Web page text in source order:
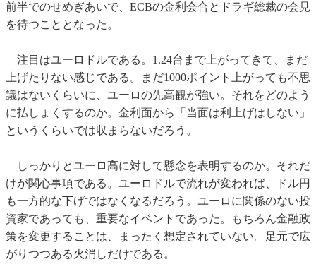
前半でのせめぎあいで、ECBの金利会合とドラギ総裁の会見
を待つこととなった。
注目はユーロドルである。1.24台まで上がってきて、まだ
上げたりない感じである。まだ1000ポイント上がっても不思
議はないくらいに、ユーロの先高観が強い。それをどのよう
に払しょくするのか。金利面から「当面は利上げはしない」
というくらいでは収まらないだろう。
しっかりとユーロ高に対して懸念を表明するのか。それだ
けが関心事項である。ユーロドルで流れが変われば、ドル円
も一方的な下げではなくなるだろう。ユーロに関係のない投
資家であっても、重要なイベントであった。もちろん金融政
策を変更することは、まったく想定されていない。足元で広
がりつつある火消しだけである。